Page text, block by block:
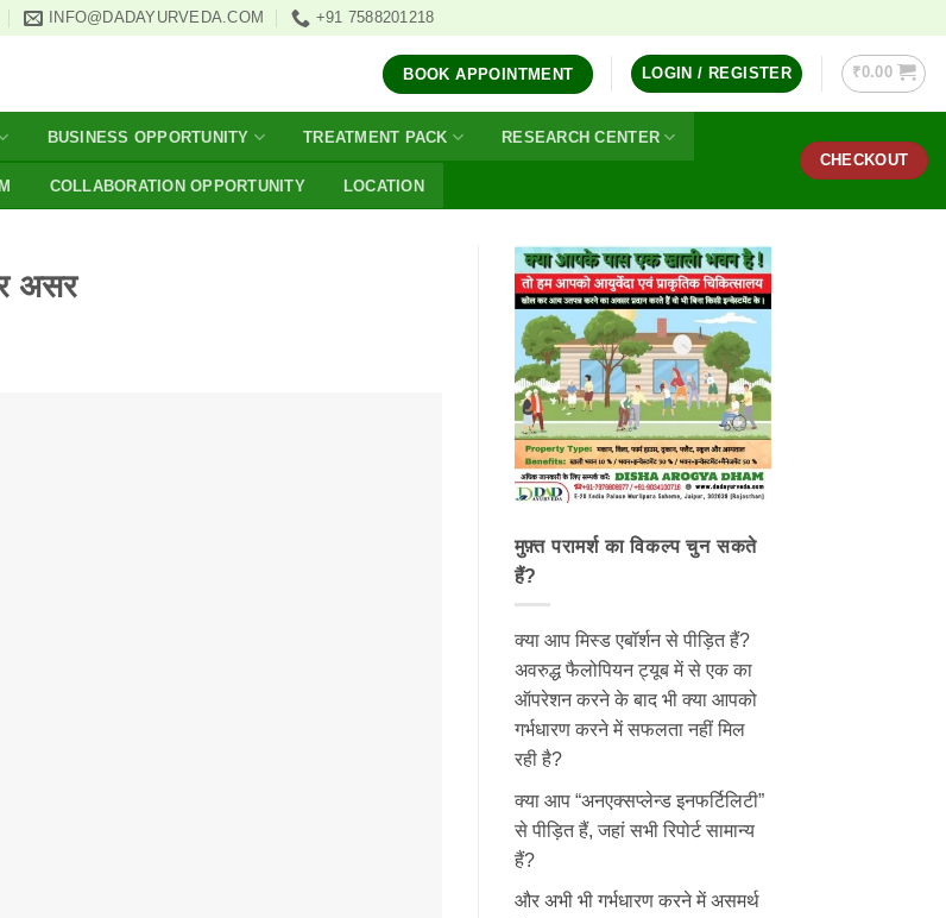
INFO@DADAYURVEDA.COM +91 7588201218
BOOK APPOINTMENT LOGIN / REGISTER ₹0.00
BUSINESS OPPORTUNITY TREATMENT PACK RESEARCH CENTER
COLLABORATION OPPORTUNITY LOCATION
CHECKOUT
असर
मुफ़्त परामर्श का विकल्प चुन सकते
हैं?
क्या आप मिस्ड एबॉर्शन से पीड़ित हैं?
अवरुद्ध फैलोपियन ट्यूब में से एक का
ऑपरेशन करने के बाद भी क्या आपको
गर्भधारण करने में सफलता नहीं मिल
रही है?
क्या आप “अनएक्सप्लेन्ड इनफर्टिलिटी”
से पीड़ित हैं, जहां सभी रिपोर्ट सामान्य
हैं?
और अभी भी गर्भधारण करने में असमर्थ